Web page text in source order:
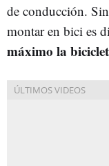
de conducción.
montar en bici es
máximo la